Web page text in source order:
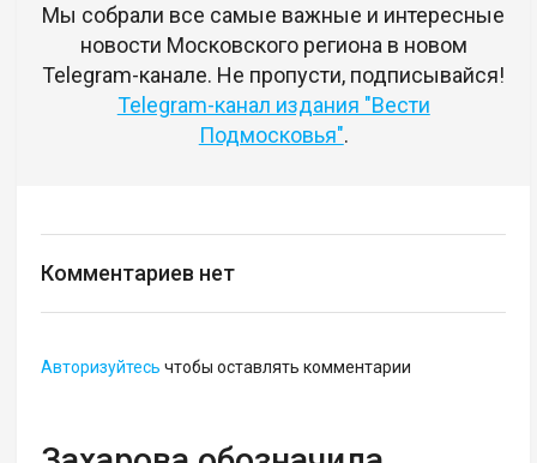
Мы собрали все самые важные и интересные
новости Московского региона в новом
Telegram-канале. Не пропусти, подписывайся!
Telegram-канал издания "Вести
Подмосковья".
Комментариев нет
Авторизуйтесь чтобы оставлять комментарии